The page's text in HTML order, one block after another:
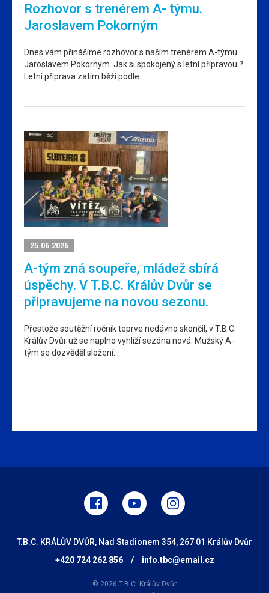
Rozhovor s trenérem A- týmu.
Jaroslavem Pokorným
Dnes vám přinášíme rozhovor s naším trenérem A-týmu
Jaroslavem Pokorným. Jak si spokojený s letní přípravou ?
Letní příprava zatím běží podle…
25.06.2026
A-tým zná soupeře, mládež sbírá
úspěchy. V T.B.C. Králův Dvůr se
připravujeme na novou sezonu.
Přestože soutěžní ročník teprve nedávno skončil, v T.B.C.
Králův Dvůr už se naplno vyhlíží sezóna nová. Mužský A-
tým se dozvěděl složení…
T.B.C. KRÁLŮV DVŮR, Nad Stadionem 354, 267 01 Králův Dvůr
+420 724 262 856
/ info.tbc@email.cz
© 2026 T.B.C. Králův Dvůr